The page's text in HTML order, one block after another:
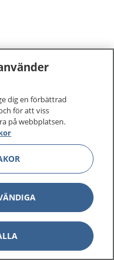
dig en förbättrad
för att viss
på webbplatsen.